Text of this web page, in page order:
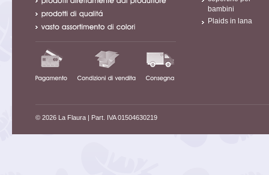
bambini
Plaids in lana
© 2026 La Flaura| Part. IVA 01504630219